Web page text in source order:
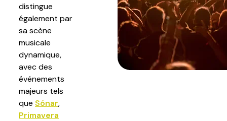
distingue
également par
sa scène
musicale
dynamique,
avec des
événements
majeurs tels
que Sónar,
Primavera